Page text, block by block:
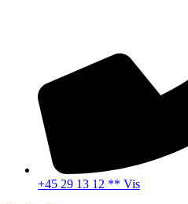
+45 29 13 12 ** Vis